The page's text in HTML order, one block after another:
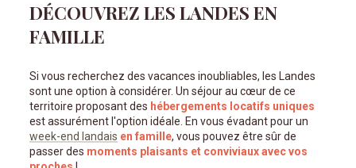
DÉCOUVREZ LES LANDES EN
FAMILLE
Si vous recherchez des vacances inoubliables, les Landes
sont une option à considérer. Un séjour au cœur de ce
territoire proposant des hébergements locatifs uniques
est assurément l'option idéale. En vous évadant pour un
week-end landais en famille, vous pouvez être sûr de
passer des moments plaisants et conviviaux avec vos